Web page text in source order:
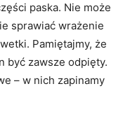
paska. Nie może
sprawiać wrażenie
Pamiętajmy, że
być zawsze odpięty.
– w nich zapinamy